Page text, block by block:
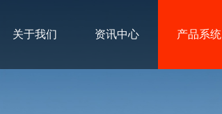
关于我们 资讯中心 产品系统